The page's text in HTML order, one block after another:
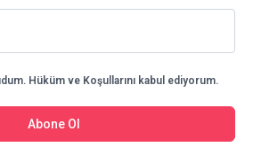
Hüküm ve Koşullarını kabul ediyorum.
Abone Ol